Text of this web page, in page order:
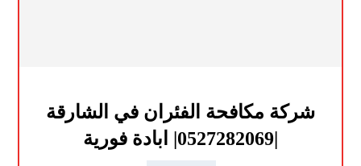
شركة مكافحة الفئران في الشارقة